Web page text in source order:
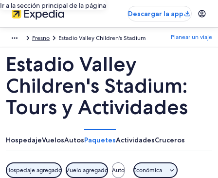
Ir a la sección principal de la página
Descargar la app
Fresno Estadio Valley Children's Stadium Planear un viaje
Estadio Valley
Children's Stadium:
Tours y Actividades
HospedajeVuelosAutosPaquetesActividadesCruceros
Hospedaje agregado Vuelo agregado Auto Económica